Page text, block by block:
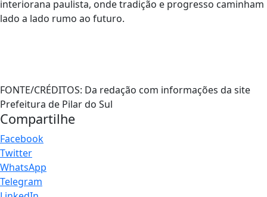
interiorana paulista, onde tradição e progresso caminham
lado a lado rumo ao futuro.
FONTE/CRÉDITOS: Da redação com informações da site
Prefeitura de Pilar do Sul
Compartilhe
Facebook
Twitter
WhatsApp
Telegram